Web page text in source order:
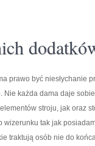
prawo być niesłychanie
Nie każda dama daje
stroju, jak oraz
wizerunku tak jak
traktują osób nie do